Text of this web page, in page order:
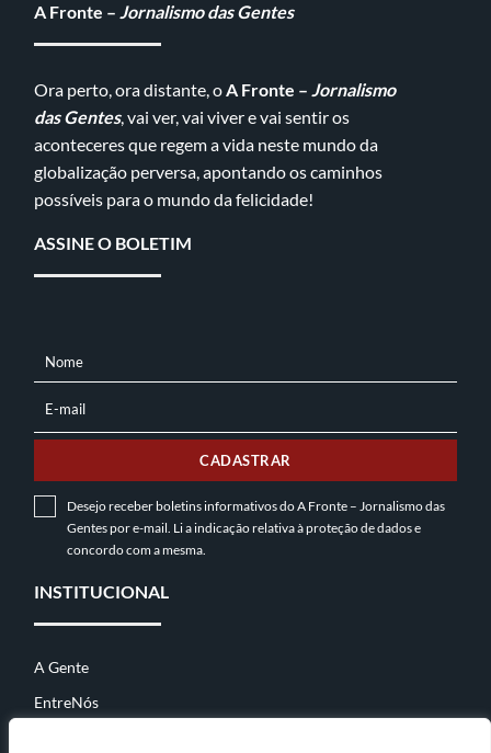
A Fronte – Jornalismo das Gentes
Ora perto, ora distante, oA Fronte – Jornalismo
das Gentes, vai ver, vai viver e vai sentir os
aconteceres que regem a vida neste mundo da
globalização perversa, apontando os caminhos
possíveis para o mundo da felicidade!
ASSINE O BOLETIM
NOME
Nome
MAIL
E-mail
CADASTRAR
Desejo receber boletins informativos do A Fronte – Jornalismo das
Gentes por e-mail. Li a indicação relativa àproteção de dadose
concordo com a mesma.
INSTITUCIONAL
A Gente
EntreNós